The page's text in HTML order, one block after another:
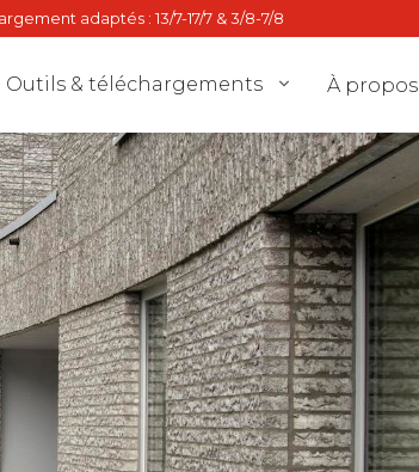
adaptés : 13/7-17/7 & 3/8-7/8
Outils & téléchargements
Dealer locator
Stalton Direct
À propos